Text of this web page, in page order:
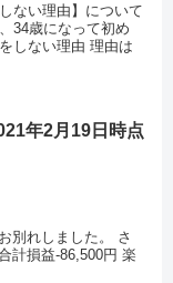
ない理由】について
34歳になって初め
しない理由 理由は
年2月19日時点
別れしました。 さ
計損益-86,500円 楽